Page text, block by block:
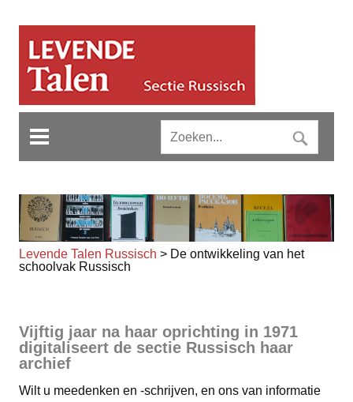
Levende Talen Russisch > De ontwikkeling van het
schoolvak Russisch
Vijftig jaar na haar oprichting in 1971
digitaliseert de sectie Russisch haar
archief
Wilt u meedenken en -schrijven, en ons van informatie